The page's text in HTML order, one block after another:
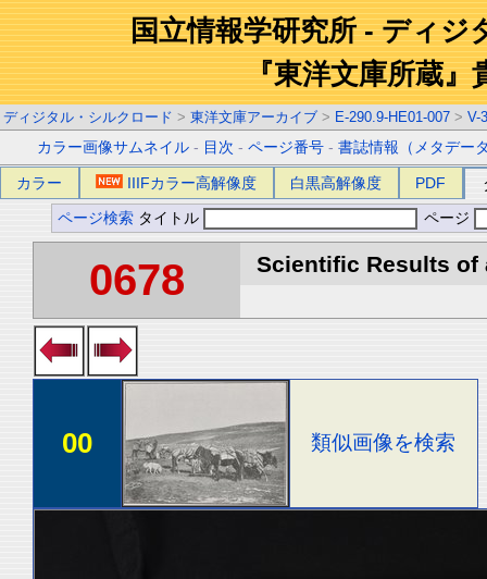
国立情報学研究所 - ディジ
『東洋文庫所蔵』
ディジタル・シルクロード > 東洋文庫アーカイブ > E-290.9-HE01-007 > V-3
カラー画像サムネイル - 目次 -ページ番号 -書誌情報（メタデー
カラー IIIFカラー高解像度 白黒高解像度 PDF
ページ検索 タイトル ページ
0678 Scientific Results of
00 類似画像を検索